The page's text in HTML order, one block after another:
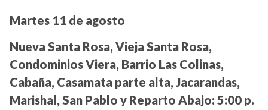
Martes 11 de agosto
Nueva Santa Rosa, Vieja Santa Rosa,
Condominios Viera, Barrio Las Colinas,
Cabaña, Casamata parte alta, Jacarandas,
Marishal, San Pablo y Reparto Abajo: 5:00 p.